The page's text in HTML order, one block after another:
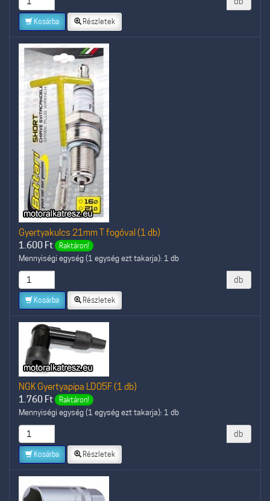
Kosárba Részletek
Gyertyakulcs 21mm T fogóval (1 db)
1.600 Ft Raktáron!
Mennyiségi egység (1 egység ezt takarja): 1 db
db
Kosárba Részletek
NGK Gyertyapipa LD05F (1 db)
1.760 Ft Raktáron!
Mennyiségi egység (1 egység ezt takarja): 1 db
db
Kosárba Részletek